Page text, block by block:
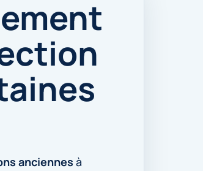
anciennes à